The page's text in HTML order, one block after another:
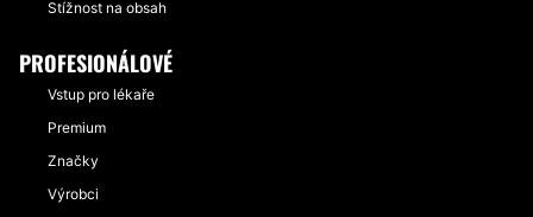
Stížnost na obsah
PROFESIONÁLOVÉ
Vstup pro lékaře
Premium
Značky
Výrobci